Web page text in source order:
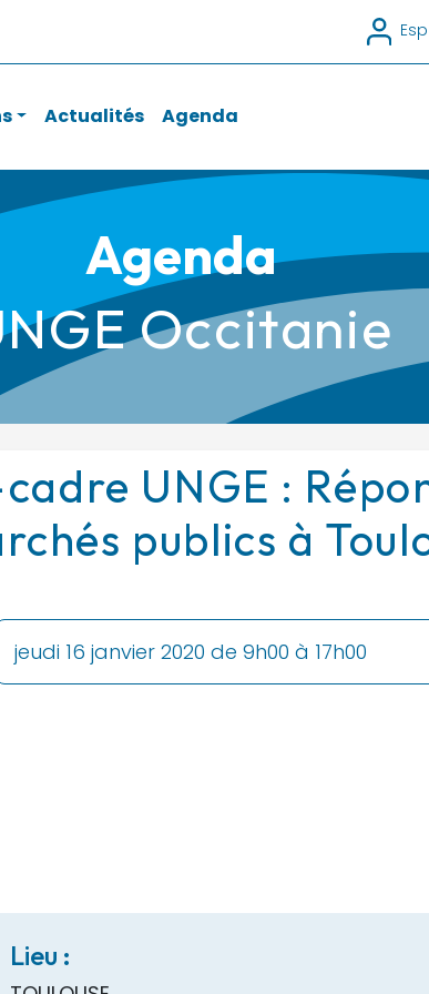
Actualités Agenda
Agenda
Occitanie
UNGE :
publics à
jeudi 16 janvier 2020 de 9h00 à 17h00
Lieu :